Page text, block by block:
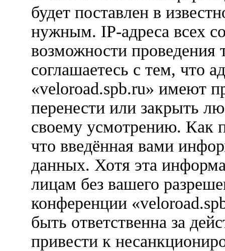
будет поставлен в
нужным. IP-адреса всех
возможности
соглашаетесь с тем, что
«veloroad.spb.ru» имеют
перенести или закрыть
своему усмотрению. Как
что введённая вами
данных. Хотя эта
лицам без вашего
конференции
быть ответственна за
привести к